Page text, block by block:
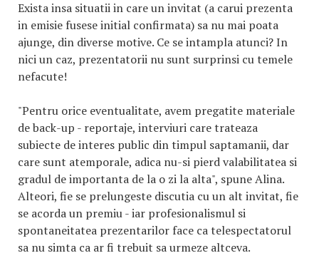
Exista insa situatii in care un invitat (a carui prezenta
in emisie fusese initial confirmata) sa nu mai poata
ajunge, din diverse motive. Ce se intampla atunci? In
nici un caz, prezentatorii nu sunt surprinsi cu temele
nefacute!
"Pentru orice eventualitate, avem pregatite materiale
de back-up - reportaje, interviuri care trateaza
subiecte de interes public din timpul saptamanii, dar
care sunt atemporale, adica nu-si pierd valabilitatea si
gradul de importanta de la o zi la alta", spune Alina.
Alteori, fie se prelungeste discutia cu un alt invitat, fie
se acorda un premiu - iar profesionalismul si
spontaneitatea prezentarilor face ca telespectatorul
sa nu simta ca ar fi trebuit sa urmeze altceva.